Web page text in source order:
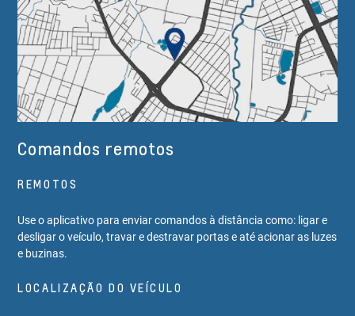
Comandos remotos
REMOTOS
Use o aplicativo para enviar comandos à distância como: ligar e
desligar o veículo, travar e destravar portas e até acionar as luzes
e buzinas.
LOCALIZAÇÃO DO VEÍCULO